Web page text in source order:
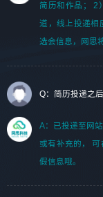
简历和作品； 2
道，线上投递相
选会信息，网思
Q：简历投递之
A：已投递至网
或有补充的，
假信息哦。